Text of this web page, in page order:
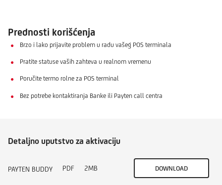
Prednosti korišćenja
Brzo i lako prijavite problem u radu vašeg POS terminala
Pratite statuse vaših zahteva u realnom vremenu
Poručite termo rolne za POS terminal
Bez potrebe kontaktiranja Banke ili Payten call centra
Detaljno uputstvo za aktivaciju
PAYTEN BUDDY PDF 2MB DOWNLOAD